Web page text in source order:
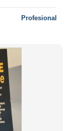
Profesional